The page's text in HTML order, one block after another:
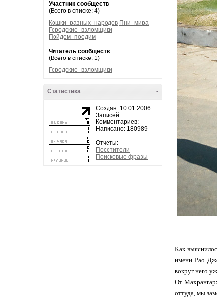
Участник сообществ
(Всего в списке: 4)
Кошки_разных_народов Пни_мира
Городские_взломщики
Пойдем_поедим
Читатель сообществ
(Всего в списке: 1)
Городские_взломщики
-
Статистика
Создан: 10.01.2006
Записей:
Комментариев:
Написано: 180989
Отчеты:
Посетители
Поисковые фразы
Как
имени Рао
вокруг него
От
оттуда, мы